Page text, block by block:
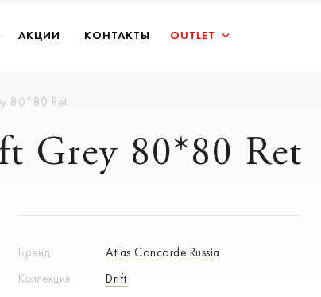
АКЦИИ КОНТАКТЫ OUTLET
80*80 Ret
Grey 80*80 Ret
Бренд
Atlas Concorde Russia
Коллекция
Drift